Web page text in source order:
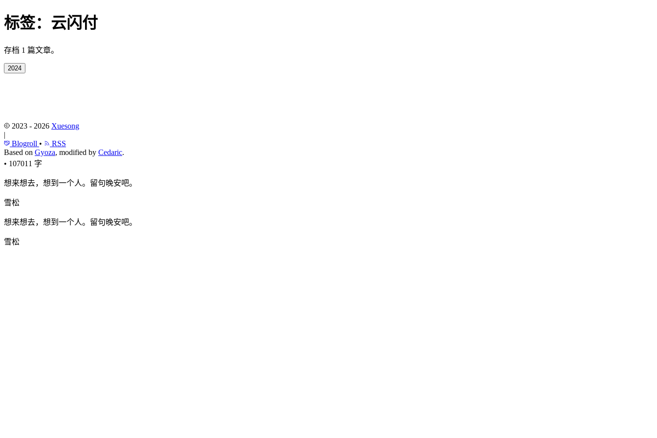
标签： 云闪付
存档 1 篇文章。
2024
2023 - 2026 Xuesong
|
Blogroll •
RSS
Based on Gyoza, modified by Cedaric.
• 107011 字
想来想去，想到一个人。留句晚安吧。
雪松
想来想去，想到一个人。留句晚安吧。
雪松